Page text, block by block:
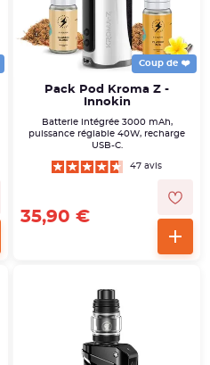
Coup de ❤️
Pack Pod Kroma Z -
Innokin
Batterie intégrée 3000 mAh,
puissance réglable 40W, recharge
USB-C.
47 avis
35,90 €